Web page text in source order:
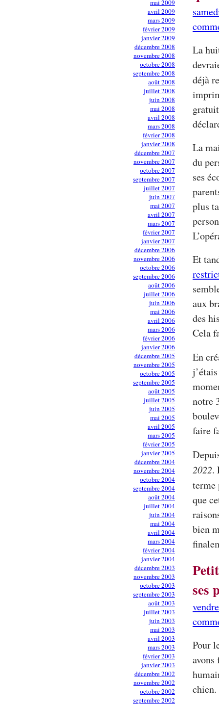
mai 2009
avril 2009
mars 2009
février 2009
janvier 2009
décembre 2008
novembre 2008
octobre 2008
septembre 2008
août 2008
juillet 2008
juin 2008
mai 2008
avril 2008
mars 2008
février 2008
janvier 2008
décembre 2007
novembre 2007
octobre 2007
septembre 2007
juillet 2007
juin 2007
mai 2007
avril 2007
mars 2007
février 2007
janvier 2007
décembre 2006
novembre 2006
octobre 2006
septembre 2006
août 2006
juillet 2006
juin 2006
mai 2006
avril 2006
mars 2006
février 2006
janvier 2006
décembre 2005
novembre 2005
octobre 2005
septembre 2005
août 2005
juillet 2005
juin 2005
mai 2005
avril 2005
mars 2005
février 2005
janvier 2005
décembre 2004
novembre 2004
octobre 2004
septembre 2004
août 2004
juillet 2004
juin 2004
mai 2004
avril 2004
mars 2004
février 2004
janvier 2004
décembre 2003
novembre 2003
octobre 2003
septembre 2003
août 2003
juillet 2003
juin 2003
mai 2003
avril 2003
mars 2003
février 2003
janvier 2003
décembre 2002
novembre 2002
octobre 2002
septembre 2002
La
déjà
La
du
ses
plus
Et
aux
des
Cela
En
notre
faire
2022.
terme
que
bien
ses
Pour
avons
chien.